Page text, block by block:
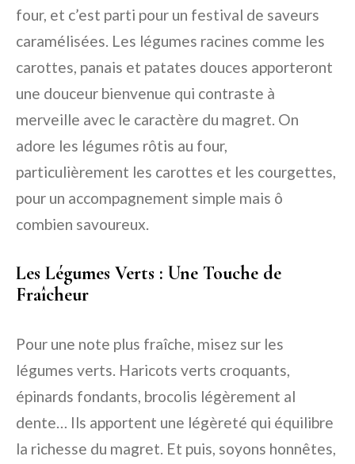
four, et c’est parti pour un festival de saveurs
caramélisées. Les légumes racines comme les
carottes, panais et patates douces apporteront
une douceur bienvenue qui contraste à
merveille avec le caractère du magret. On
adore les légumes rôtis au four,
particulièrement les carottes et les courgettes,
pour un accompagnement simple mais ô
combien savoureux.
Les Légumes Verts : Une Touche de
Fraîcheur
Pour une note plus fraîche, misez sur les
légumes verts. Haricots verts croquants,
épinards fondants, brocolis légèrement al
dente… Ils apportent une légèreté qui équilibre
la richesse du magret. Et puis, soyons honnêtes,